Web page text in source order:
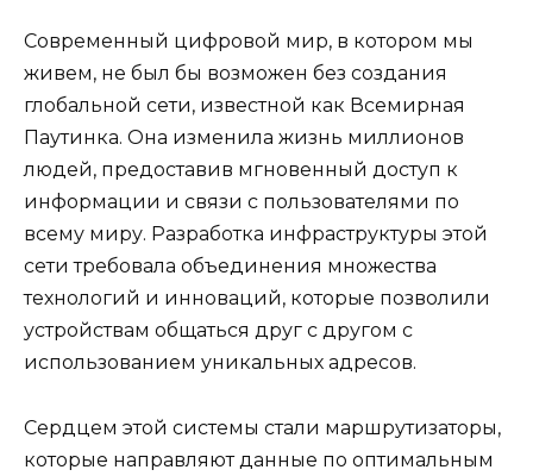
Современный цифровой мир, в котором мы
живем, не был бы возможен без создания
глобальной сети, известной как Всемирная
Паутинка. Она изменила жизнь миллионов
людей, предоставив мгновенный доступ к
информации и связи с пользователями по
всему миру. Разработка инфраструктуры этой
сети требовала объединения множества
технологий и инноваций, которые позволили
устройствам общаться друг с другом с
использованием уникальных адресов.
Сердцем этой системы стали маршрутизаторы,
которые направляют данные по оптимальным